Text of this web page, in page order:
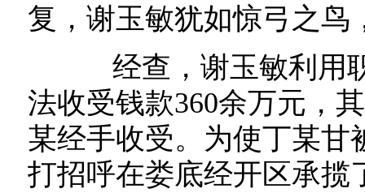
复，谢玉敏犹如惊弓之鸟
经查，谢玉敏利用职
法收受钱款360余万元，
某经手收受。为使丁某甘
打招呼在娄底经开区承揽